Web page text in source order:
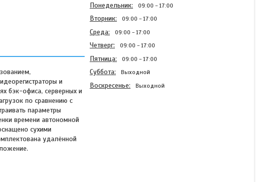
и
бэк-офиса, серверных и
по сравнению с
параметры
времени автономной
сухими
удалённой
Понедельник 09:00 17:00
Вторник 09:00 17:00
Среда 09:00 17:00
Четверг 09:00 17:00
Пятница 09:00 17:00
Суббота Выходной
Воскресенье Выходной